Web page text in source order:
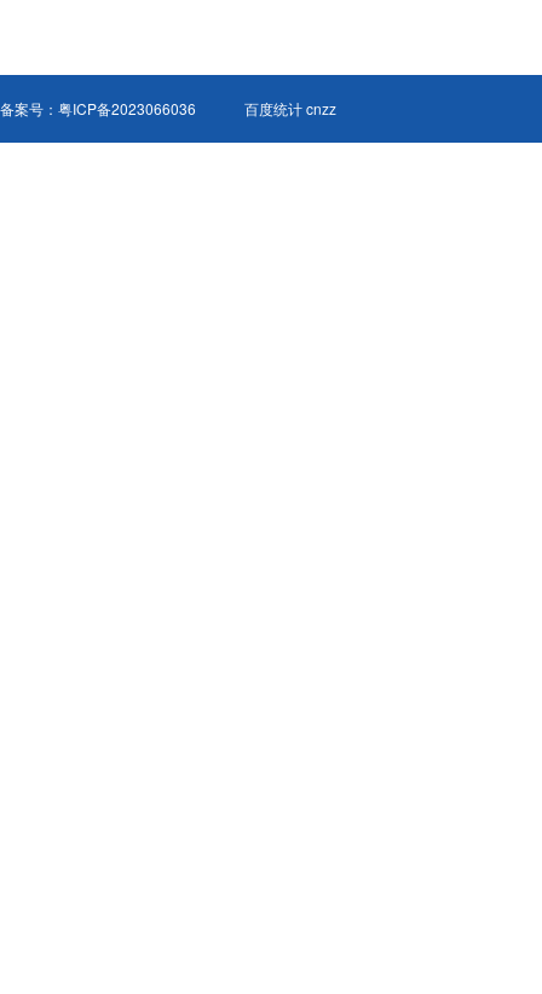
备案号： 粤ICP备2023066036 百度统计 cnzz